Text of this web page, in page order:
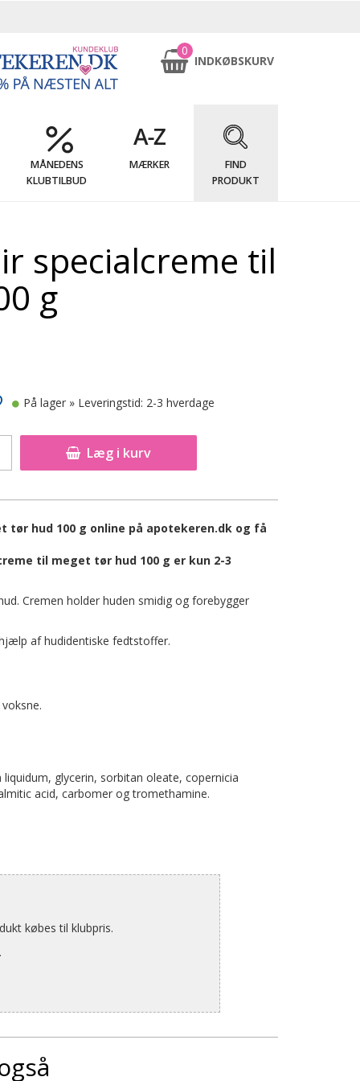
0
INDKØBSKURV
MÅNEDENS
KLUBTILBUD
MÆRKER
FIND
PRODUKT
specialcreme til
g
Læg i kurv
På lager » Leveringstid: 2-3 hverdage
tør hud 100 g online på apotekeren.dk og få
til meget tør hud 100 g er kun 2-3
Cremen holder huden smidig og forebygger
af hudidentiske fedtstoffer.
glycerin, sorbitan oleate, copernicia
acid, carbomer og tromethamine.
købes til klubpris.